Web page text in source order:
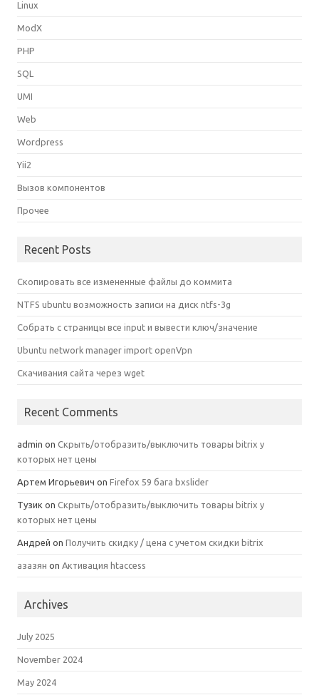
Linux
ModX
PHP
SQL
UMI
Web
Wordpress
Yii2
Вызов компонентов
Прочее
Recent Posts
Скопировать все измененные файлы до коммита
NTFS ubuntu возможность записи на диск ntfs-3g
Собрать с страницы все input и вывести ключ/значение
Ubuntu network manager import openVpn
Скачивания сайта через wget
Recent Comments
admin on Скрыть/отобразить/выключить товары bitrix у
которых нет цены
Артем Игорьевич on Firefox 59 бага bxslider
Тузик on Скрыть/отобразить/выключить товары bitrix у
которых нет цены
Андрей on Получить скидку / цена с учетом скидки bitrix
азазян on Активация htaccess
Archives
July 2025
November 2024
May 2024